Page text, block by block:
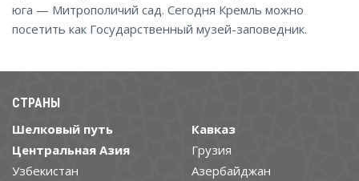
юга — Митрополичий сад. Сегодня Кремль можно
посетить как Государственный музей-заповедник.
СТРАНЫ
Шелковый путь
Центральная Азия
Узбекистан
Кавказ
Грузия
Азербайджан